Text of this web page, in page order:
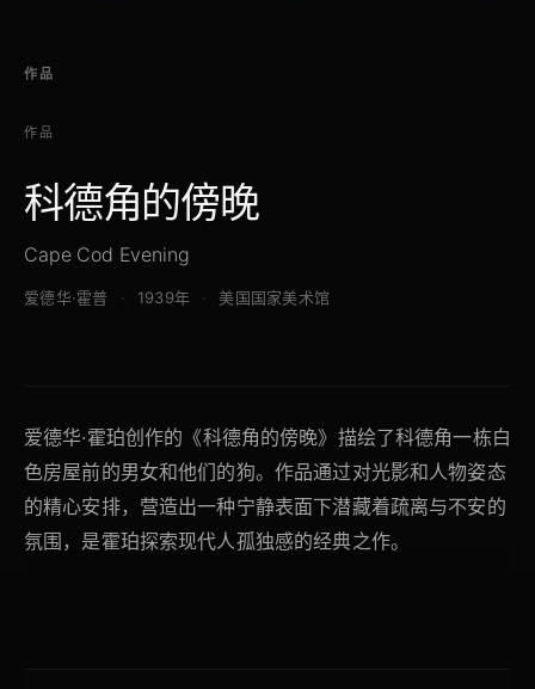
作品
作品
科德角的傍晚
Cape Cod Evening
爱德华·霍普 1939年 美国国家美术馆
爱德华·霍珀创作的《科德角的傍晚》描绘了科德角一栋白
色房屋前的男女和他们的狗。作品通过对光影和人物姿态
的精心安排，营造出一种宁静表面下潜藏着疏离与不安的
氛围，是霍珀探索现代人孤独感的经典之作。